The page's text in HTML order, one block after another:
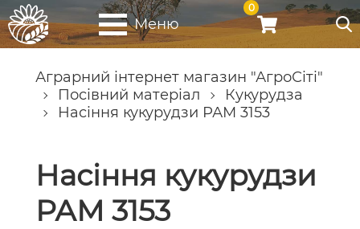
Меню
0
Аграрний інтернет магазин "АгроСіті"
Посівний матеріал
Кукурудза
Насіння кукурудзи РАМ 3153
Насіння кукурудзи
РАМ 3153